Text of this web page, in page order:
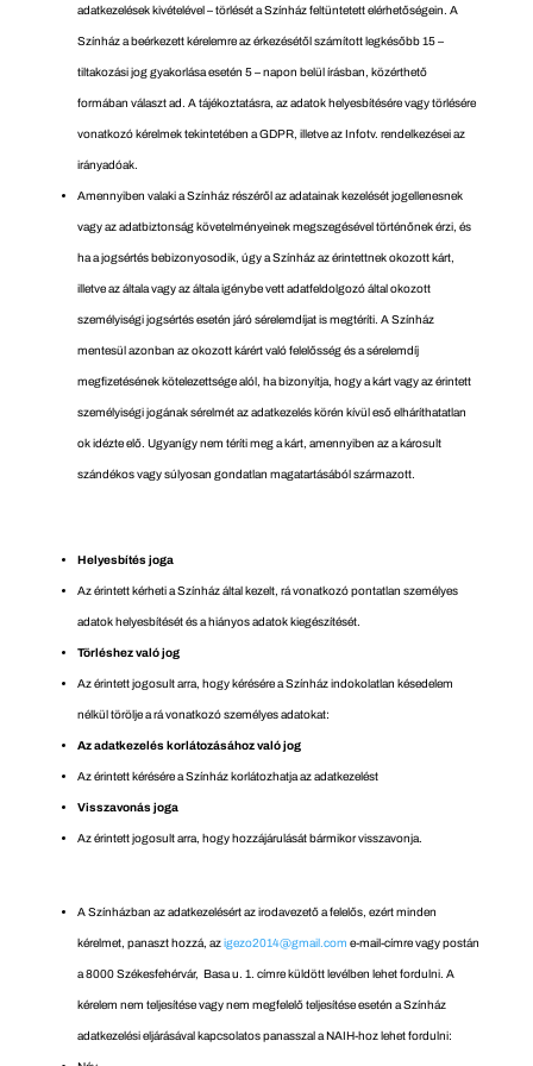
adatkezelések kivételével – törlését a Színház feltüntetett elérhetőségein. A
Színház a beérkezett kérelemre az érkezésétől számított legkésőbb 15 –
tiltakozási jog gyakorlása esetén 5 – napon belül írásban, közérthető
formában választ ad. A tájékoztatásra, az adatok helyesbítésére vagy törlésére
vonatkozó kérelmek tekintetében a GDPR, illetve az Infotv. rendelkezései az
irányadóak.
Amennyiben valaki a Színház részéről az adatainak kezelését jogellenesnek
vagy az adatbiztonság követelményeinek megszegésével történőnek érzi, és
ha a jogsértés bebizonyosodik, úgy a Színház azérintettnek okozott kárt,
illetve az általa vagy az általa igénybe vett adatfeldolgozó által okozott
személyiségi jogsértés esetén járó sérelemdíjat is megtéríti. A Színház
mentesül azonban az okozott kárért való felelősség és a sérelemdíj
megfizetésének kötelezettsége alól, ha bizonyítja, hogy a kárt vagy az érintett
személyiségi jogának sérelmét az adatkezelés körén kívül eső elháríthatatlan
ok idézte elő. Ugyanígy nem téríti meg a kárt, amennyiben az a károsult
szándékos vagy súlyosan gondatlan magatartásából származott.
Helyesbítés joga
Az érintett kérheti a Színház által kezelt, rá vonatkozó pontatlan személyes
adatok helyesbítését és a hiányos adatok kiegészítését.
Törléshez való jog
Az érintett jogosult arra, hogy kérésére a Színház indokolatlan késedelem
nélkül törölje a rá vonatkozó személyes adatokat:
Az adatkezelés korlátozásához való jog
Az érintett kérésére a Színház korlátozhatja az adatkezelést
Visszavonás joga
Az érintett jogosult arra, hogy hozzájárulását bármikor visszavonja.
A Színházban az adatkezelésért az irodavezető a felelős, ezért minden
kérelmet, panaszt hozzá, azigezo2014@gmail.com e-mail-címre vagy postán
a 8000 Székesfehérvár, Basa u. 1. címre küldött levélben lehet fordulni. A
kérelem nem teljesítése vagy nem megfelelő teljesítése esetén a Színház
adatkezelési eljárásával kapcsolatos panasszal a NAIH-hoz lehet fordulni: